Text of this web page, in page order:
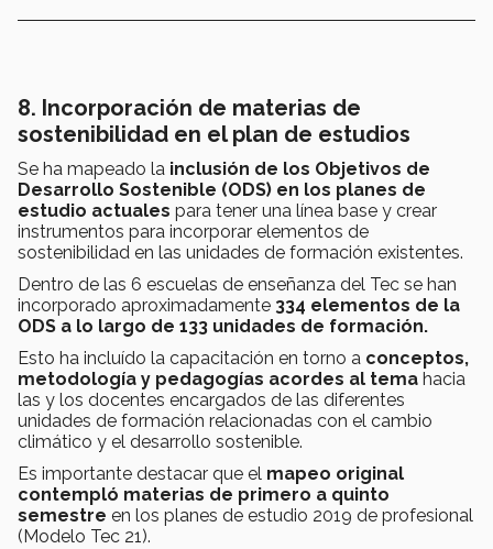
8. Incorporación de materias de
sostenibilidad en el plan de estudios
Se ha mapeado la inclusión de los Objetivos de
Desarrollo Sostenible (ODS) en los planes de
estudio actuales para tener una línea base y crear
instrumentos para incorporar elementos de
sostenibilidad en las unidades de formación existentes.
Dentro de las 6 escuelas de enseñanza del Tec se han
incorporado aproximadamente 334 elementos de la
ODS a lo largo de 133 unidades de formación.
Esto ha incluído la capacitación en torno a conceptos,
metodología y pedagogías acordes al tema hacia
las y los docentes encargados de las diferentes
unidades de formación relacionadas con el cambio
climático y el desarrollo sostenible.
Es importante destacar que el mapeo original
contempló materias de primero a quinto
semestre en los planes de estudio 2019 de profesional
(Modelo Tec 21).